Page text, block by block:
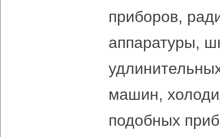
приборов,
аппаратуры,
машин,
подобных